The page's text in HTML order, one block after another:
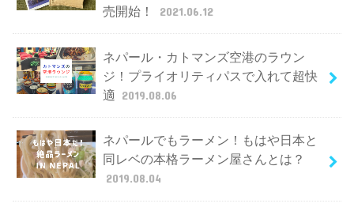
売開始！
2021.06.12
ネパール・カトマンズ空港のラウン
ジ！プライオリティパスで入れて超快
適 2019.08.06
ネパールでもラーメン！もはや日本と
同レベの本格ラーメン屋さんとは？
2019.08.04